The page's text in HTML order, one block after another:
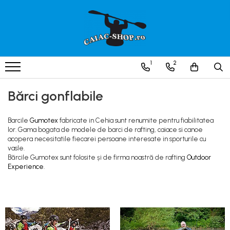
Caiace
Caiace tandem
Caiace de tură și de mare
Caiace sit on top
Caiace de competiție-club
Canoe
Bărci gonflabile
Bărci de rafting
1 2
Bărci gonflabile
Barcile Gumotex fabricate in Cehia sunt renumite pentru fiabilitatea
lor. Gama bogata de modele de barci de rafting, caiace si canoe
acopera necesitatile fiecarei persoane interesate in sporturile cu
vasle.
Bărcile Gumotex sunt folosite și de firma noastră de rafting Outdoor
Experience.